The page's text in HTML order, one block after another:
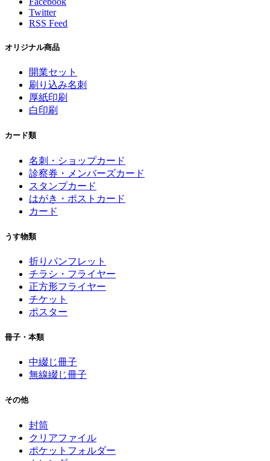
Twitter
RSS Feed
オリジナル商品
開業セット
刷り込み名刺
厚紙印刷
白印刷
カード類
名刺・ショップカード
診察券・メンバーズカード
スタンプカード
はがき・ポストカード
カード
うす物類
折りパンフレット
チラシ・フライヤー
正方形フライヤー
チケット
ポスター
冊子・本類
中綴じ冊子
無線綴じ冊子
その他
封筒
クリアファイル
ポケットフォルダー